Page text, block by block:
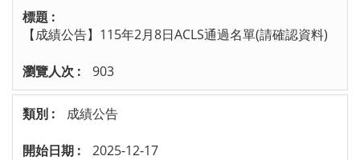
【成績公告】115年2月8日ACLS通過名單(請確認資料)
903
成績公告
2025-12-17